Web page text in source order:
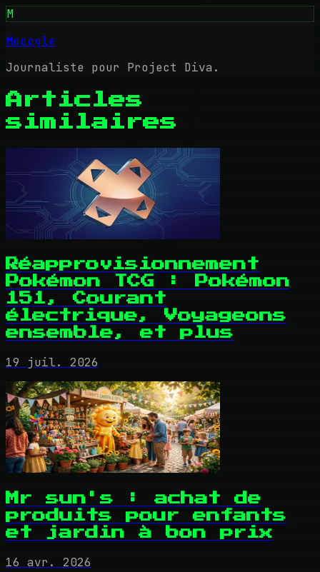
M
Mooogle
Journaliste pour Project Diva.
Articles
similaires
Réapprovisionnement
Pokémon TCG : Pokémon
151, Courant
électrique, Voyageons
ensemble, et plus
19 juil. 2026
Mr sun's : achat de
produits pour enfants
et jardin à bon prix
16 avr. 2026